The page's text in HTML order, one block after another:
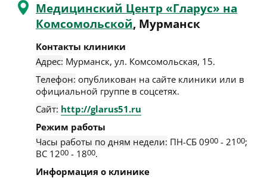
Медицинский Центр «Гларус» на
Комсомольской, Мурманск
Контакты клиники
Адрес: Мурманск, ул. Комсомольская, 15.
Телефон: опубликован на сайте клиники или в
официальной группе в соцсетях.
Сайт: http://glarus51.ru
Режим работы
Часы работы по дням недели: ПН-СБ 0900 - 2100;
ВС 1200 - 1800.
Информация о клинике